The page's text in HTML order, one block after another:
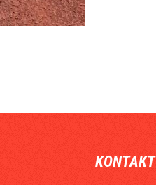
KONTAKT